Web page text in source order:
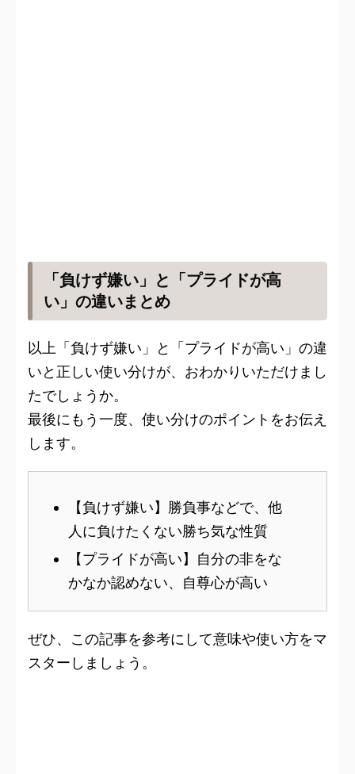
「負けず嫌い」と「プライドが高
い」の違いまとめ
以上「負けず嫌い」と「プライドが高い」の違
いと正しい使い分けが、おわかりいただけまし
たでしょうか。
最後にもう一度、使い分けのポイントをお伝え
します。
【負けず嫌い】勝負事などで、他
人に負けたくない勝ち気な性質
【プライドが高い】自分の非をな
かなか認めない、自尊心が高い
ぜひ、この記事を参考にして意味や使い方をマ
スターしましょう。